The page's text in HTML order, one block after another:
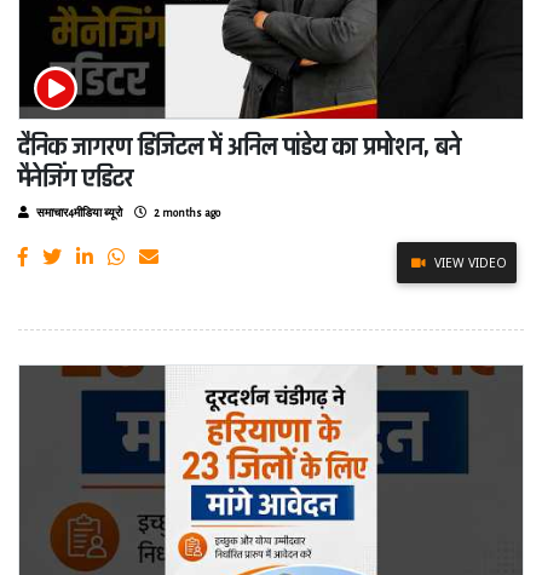
दैनिक जागरण डिजिटल में अनिल पांडेय का प्रमोशन, बने
मैनेजिंग एडिटर
समाचार4मीडिया ब्यूरो 2 months ago
VIEW VIDEO